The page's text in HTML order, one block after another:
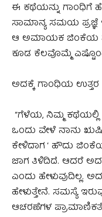
ಈ ಕಥೆಯನ್ನು ಗಾಂಧಿಗೆ
ಸಾಮಾನ್ಯ ಸಮಯ ಪ್ರಜ್ಞೆ
ಆ ಅಮಾಯಕ ಜಿಂಕೆಯ
ಕೂಡ ಕೆಲವೊಮ್ಮೆ
ಅದಕ್ಕೆ ಗಾಂಧಿಯ ಉತ್ತರ
“ಗೆಳೆಯ, ನಿಮ್ಮ ಕಥೆಯಲ್ಲಿ
ಒಂದು ವೇಳೆ ನಾನು
ಕೇಳಿದಾಗ ‘ ಹೌದು
ಜಾಗ ತಿಳಿದಿದೆ. ಆದರೆ
ಎಂದು ಹೇಳುವುದಿಲ್ಲ.
ಹೇಳುತ್ತೇನೆ. ಸಮಸ್ಯೆ
ಆಚರಣೆಗಳ